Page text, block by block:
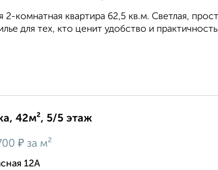
2-комнатная квартира 62,5 кв.м. Светлая,
для тех, кто ценит удобство и
42м², 5/5 этаж
₽ за м²
12А